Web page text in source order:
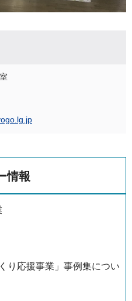
情報
り応援事業」事例集につい